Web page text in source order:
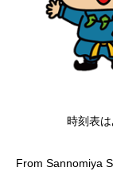
時刻表
From Sannomiya